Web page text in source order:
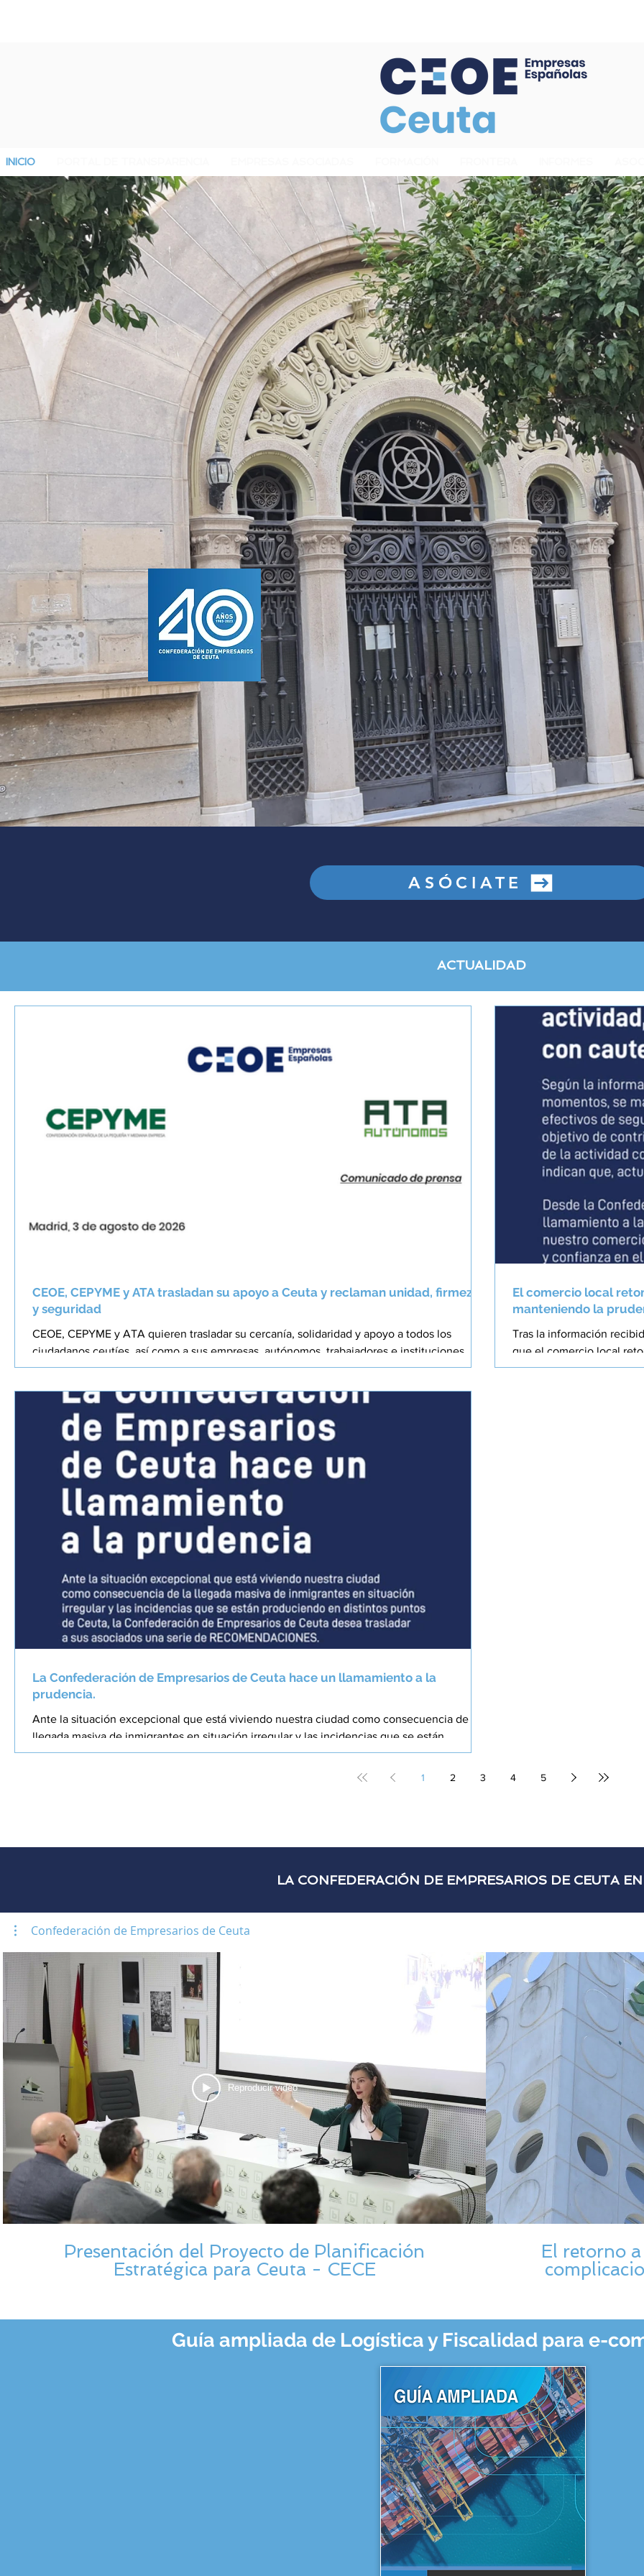
INICIO
CONFEDERACIÓN
DE EMPRESARIOS
DE CEUTA
Defensa y representación de
los empresarios ceutíes
Miembro de la CEOE
Confederación Española de Organizaciones Empresariales
Miembro de la CEA
Confederación de Empresarios de Andalucía
Toda la información sobre el 40
aniversario de la CECE
ASÓCIATE
ACTUALIDAD
CEOE, CEPYME y ATA trasladan su apoyo a Ceuta y reclaman unidad, firmeza
y seguridad
CEOE, CEPYME y ATA quieren trasladar su cercanía, solidaridad y apoyo a todos los
ciudadanos ceutíes, así como a sus empresas, autónomos, trabajadores e instituciones,
que durante estos días están afrontando unas circunstancias de extraordinaria complejidad
Ceuta, que atentan contra la seguridad nacional. Ceuta es una ciudad española y europea.
Garantizar la seguridad de sus ciudadanos, la conv
El comercio local
manteniendo la
Tras la información
que el comercio local
la información de la que
La Confederación de Empresarios de Ceuta hace un llamamiento a la
prudencia.
Ante la situación excepcional que está viviendo nuestra ciudad como consecuencia de la
llegada masiva de inmigrantes en situación irregular y las incidencias que se están
produciendo en distintos puntos de Ceuta, la Confederación de Empresarios de Ceuta
desea trasladar a sus asociados las siguientes recomendaciones. Como no puede ser de
1 2 3 4 5
LA CONFEDERACIÓN DE EMPRESARIOS DE CEUTA
Confederación de Empresarios de Ceuta
Reproducir video
Presentación del Proyecto de Planificación
Estratégica para Ceuta - CECE
El retorno
Guía ampliada de Logística y Fiscalidad para e-